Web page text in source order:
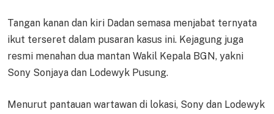
Tangan kanan dan kiri Dadan semasa menjabat ternyata
ikut terseret dalam pusaran kasus ini. Kejagung juga
resmi menahan dua mantan Wakil Kepala BGN, yakni
Sony Sonjaya dan Lodewyk Pusung.
Menurut pantauan wartawan di lokasi, Sony dan Lodewyk